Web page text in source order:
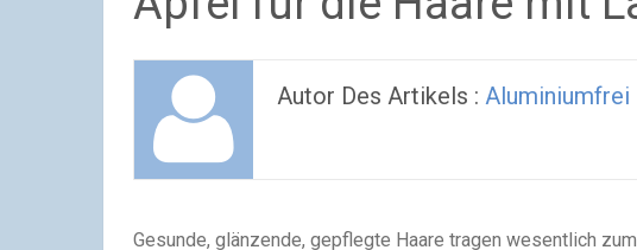
Autor Des Artikels : Aluminiumfrei
Gesunde, glänzende, gepflegte Haare tragen wesentlich